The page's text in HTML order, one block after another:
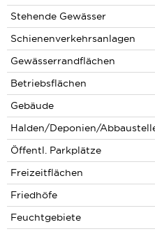
Stehende Gewässer
Schienenverkehrsanlagen
Gewässerrandflächen
Betriebsflächen
Gebäude
Halden/Deponien/
Öffentl. Parkplätze
Freizeitflächen
Friedhöfe
Feuchtgebiete